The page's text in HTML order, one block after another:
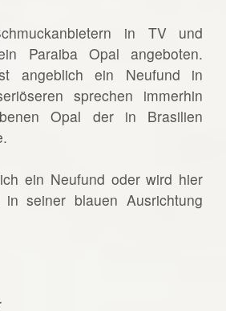
in TV und
Paraiba Opal angeboten.
angeblich ein Neufund in
sprechen immerhin
Opal der in Brasilien
ein Neufund oder wird hier
seiner blauen Ausrichtung